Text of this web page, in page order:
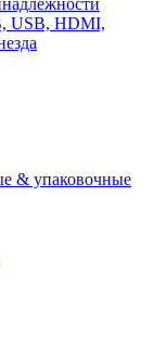
USB, HDMI,
& упаковочные